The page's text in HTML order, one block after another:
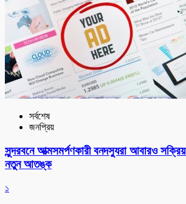
সর্বশেষ
জনপ্রিয়
সুন্দরবনে আত্মসমর্পণকারী বনদস্যুরা আবারও
নতুন আতঙ্ক
১